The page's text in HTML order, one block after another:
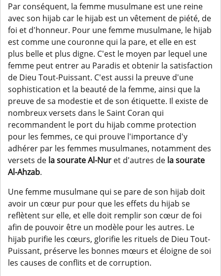
Par conséquent, la femme musulmane est une reine
avec son hijab car le hijab est un vêtement de piété, de
foi et d'honneur. Pour une femme musulmane, le hijab
est comme une couronne qui la pare, et elle en est
plus belle et plus digne. C'est le moyen par lequel une
femme peut entrer au Paradis et obtenir la satisfaction
de Dieu Tout-Puissant. C'est aussi la preuve d'une
sophistication et la beauté de la femme, ainsi que la
preuve de sa modestie et de son étiquette. Il existe de
nombreux versets dans le Saint Coran qui
recommandent le port du hijab comme protection
pour les femmes, ce qui prouve l'importance d'y
adhérer par les femmes musulmanes, notamment des
versets de la sourate Al-Nur et d'autres de la sourate
Al-Ahzab.
Une femme musulmane qui se pare de son hijab doit
avoir un cœur pur pour que les effets du hijab se
reflètent sur elle, et elle doit remplir son cœur de foi
afin de pouvoir être un modèle pour les autres. Le
hijab purifie les cœurs, glorifie les rituels de Dieu Tout-
Puissant, préserve les bonnes mœurs et éloigne de soi
les causes de conflits et de corruption.